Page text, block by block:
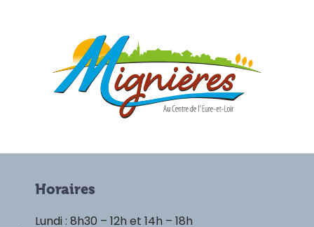
Horaires
Lundi : 8h30 – 12h et 14h – 18h